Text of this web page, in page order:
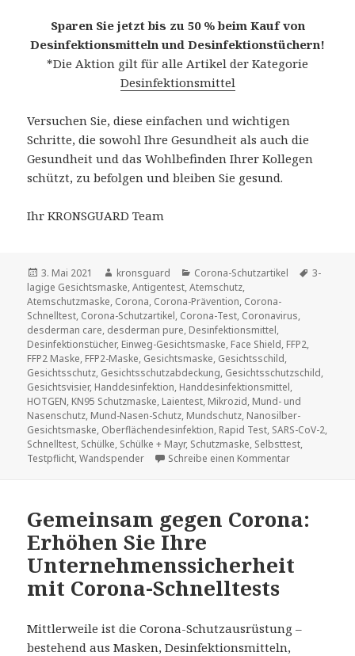
Sparen Sie jetzt bis zu 50 % beim Kauf von
Desinfektionsmitteln und Desinfektionstüchern!
*Die Aktion gilt für alle Artikel der Kategorie
Desinfektionsmittel
Versuchen Sie, diese einfachen und wichtigen
Schritte, die sowohl Ihre Gesundheit als auch die
Gesundheit und das Wohlbefinden Ihrer Kollegen
schützt, zu befolgen und bleiben Sie gesund.
Ihr KRONSGUARD Team
Veröffentlicht
am
3. Mai 2021 Autor
kronsguard Kategorien
Corona-Schutzartikel
3-
lagige Gesichtsmaske,Antigentest,Atemschutz,
Atemschutzmaske, Corona, Corona-Prävention, Corona-
Schnelltest, Corona-Schutzartikel, Corona-Test, Coronavirus,
desderman care, desderman pure, Desinfektionsmittel,
Desinfektionstücher, Einweg-Gesichtsmaske, Face Shield, FFP2,
FFP2 Maske, FFP2-Maske, Gesichtsmaske, Gesichtsschild,
Gesichtsschutz, Gesichtsschutzabdeckung, Gesichtsschutzschild,
Gesichtsvisier, Handdesinfektion, Handdesinfektionsmittel,
HOTGEN, KN95 Schutzmaske, Laientest, Mikrozid, Mund- und
Nasenschutz, Mund-Nasen-Schutz, Mundschutz, Nanosilber-
Gesichtsmaske, Oberflächendesinfektion, Rapid Test, SARS-CoV-2,
Schnelltest, Schülke, Schülke + Mayr, Schutzmaske, Selbsttest,
Testpflicht,Wandspender Schreibe einen Kommentarzu 7 Schritte
Gemeinsam gegen Corona:
Erhöhen Sie Ihre
Unternehmenssicherheit
mit Corona-Schnelltests
Mittlerweile ist die Corona-Schutzausrüstung –
bestehend aus Masken, Desinfektionsmitteln,